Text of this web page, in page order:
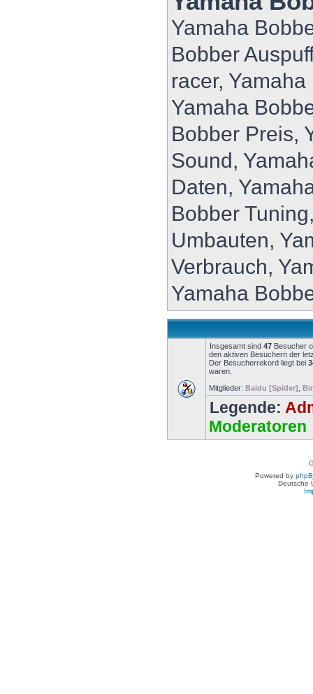
Yamaha
Bobber
racer,
Yamaha
Bobber Preis,
Sound,
Daten,
Bobber
Umbauten,
Verbrauch,
Yamaha
Insgesamt sind 47 Besucher
den aktiven Besuchern der
Der Besucherrekord liegt bei
waren.
Mitglieder: Baidu [Spider]
Legende:
Moderatoren
Powered by
Deutsche